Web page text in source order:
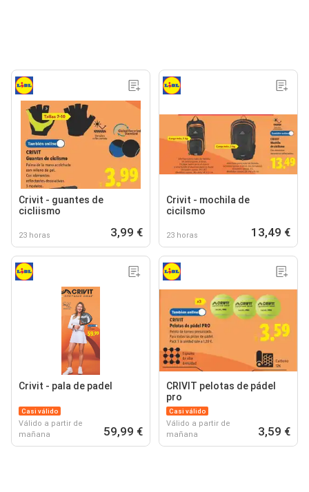
Crivit - guantes de
cicliismo
23 horas 3,99 €
Crivit - mochila de
cicilsmo
23 horas 13,49 €
Crivit - pala de padel
Casi válido
Válido a partir de
mañana
59,99 €
CRIVIT pelotas de pádel
pro
Casi válido
Válido a partir de
mañana
3,59 €